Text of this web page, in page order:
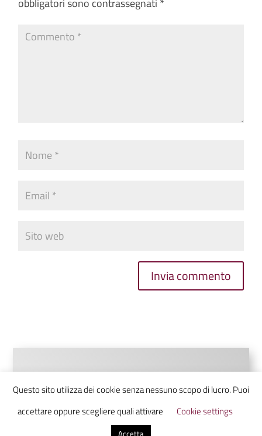
obbligatori sono contrassegnati *
Invia commento
Questo sito utilizza dei cookie senza nessuno scopo di lucro. Puoi
accettare oppure scegliere quali attivare
Cookie settings
Accetta